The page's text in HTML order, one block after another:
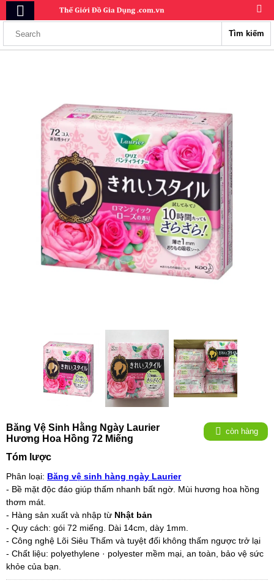
Tìm kiếm
Băng Vệ Sinh Hằng Ngày Laurier
Hương Hoa Hồng 72 Miếng
còn hàng
Tóm lược
Phân loại: Băng vệ sinh hàng ngày Laurier
- Bề mặt độc đáo giúp thấm nhanh bất ngờ. Mùi hương hoa hồng
thơm mát.
- Hàng sản xuất và nhập từ Nhật bản
- Quy cách: gói 72 miếng. Dài 14cm, dày 1mm.
- Công nghệ Lõi Siêu Thấm và tuyệt đối không thấm ngược trở lại
- Chất liệu: polyethylene · polyester mềm mại, an toàn, bảo vệ sức
khỏe của bạn.